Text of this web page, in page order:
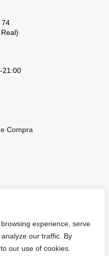
experience, serve
our traffic. By
our use of cookies.
74
21:00
Compra